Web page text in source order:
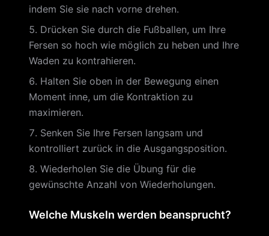
indem Sie sie nach vorne drehen.
Drücken Sie durch die Fußballen, um Ihre
Fersen so hoch wie möglich zu heben und Ihre
Waden zu kontrahieren.
Halten Sie oben in der Bewegung einen
Moment inne, um die Kontraktion zu
maximieren.
Senken Sie Ihre Fersen langsam und
kontrolliert zurück in die Ausgangsposition.
Wiederholen Sie die Übung für die
gewünschte Anzahl von Wiederholungen.
Welche Muskeln werden beansprucht?